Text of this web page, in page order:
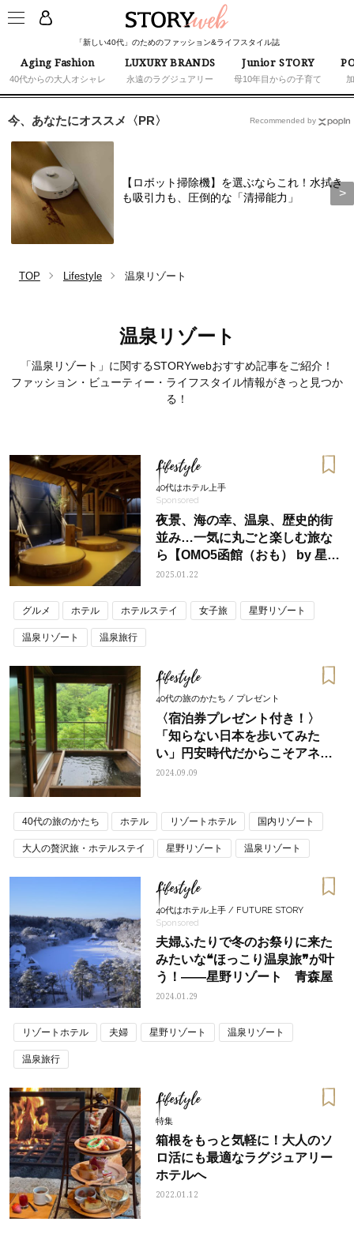
「新しい40代」のためのファッション&ライフスタイル誌
Aging Fashion
40代からの大人オシャレ
LUXURY BRANDS
永遠のラグジュアリー
Junior STORY
母10年目からの子育て
すす
ママとパパに贈る「ジェンダーレ
ス学」
人気の40代髪型・ヘ
今、あなたにオススメ〈PR〉
【ロボット掃除機】を選ぶならこれ！水拭き
も吸引力も、圧倒的な「清掃能力」
Recommended by
TOP Lifestyle 温泉リゾート
温泉リゾート
「温泉リゾート」に関するSTORYwebおすすめ記事をご紹介！
ファッション・ビューティー・ライフスタイル情報がきっと見つか
る！
Lifestyle
40代はホテル上手
Sponsored
夜景、海の幸、温泉、歴史的街
並み…一気に丸ごと楽しむ旅な
ら【OMO5函館（おも） by 星野
リゾート】へ
2025.01.22
グルメ ホテル ホテルステイ 女子旅 星野リゾート
温泉リゾート 温泉旅行
Lifestyle
40代の旅のかたち / プレゼント
〈宿泊券プレゼント付き！〉
「知らない日本を歩いてみた
い」円安時代だからこそアネフ
ォー旅の楽しみが広がる！【青
2024.09.09
40代の旅のかたち ホテル リゾートホテル 国内リゾート
大人の贅沢旅・ホテルステイ 星野リゾート 温泉リゾート
温泉旅行
Lifestyle
40代はホテル上手 / FUTURE STORY
Sponsored
夫婦ふたりで冬のお祭りに来た
みたいな❝ほっこり温泉旅❞が叶
う！――星野リゾート 青森屋
2024.01.29
リゾートホテル 夫婦 星野リゾート 温泉リゾート
温泉旅行
Lifestyle
特集
箱根をもっと気軽に！大人のソ
ロ活にも最適なラグジュアリー
ホテルへ
2022.01.12